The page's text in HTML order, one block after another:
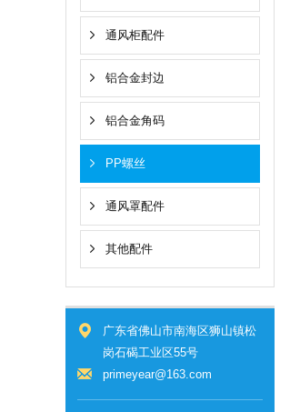
通风柜配件
铝合金封边
铝合金角码
PP螺丝
通风罩配件
其他配件
广东省佛山市南海区狮山镇松
岗石碣工业区55号
primeyear@163.com